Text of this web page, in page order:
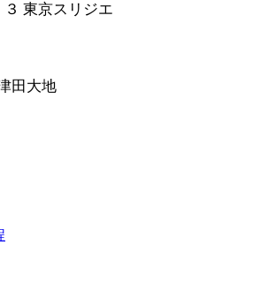
東京スリジエ
田大地